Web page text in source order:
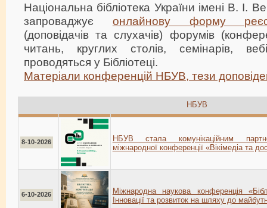
Національна бібліотека України імені В. І.
запроваджує онлайнову форму
(доповідачів та слухачів) форумів
читань, круглих столів, семінарів,
проводяться у Бібліотеці.
Матеріали конференцій НБУВ, тези
НБУВ
8-10-2026
НБУВ стала комунікаційним
міжнародної конференції «Вікімедіа та
6-10-2026
Міжнародна наукова конференція
Інновації та розвиток на шляху до